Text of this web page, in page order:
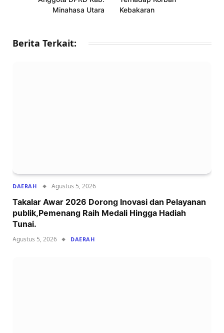
Minahasa Utara
Kebakaran
Berita Terkait:
DAERAH Agustus 5, 2026
Takalar Awar 2026 Dorong Inovasi dan Pelayanan
publik,Pemenang Raih Medali Hingga Hadiah
Tunai.
Agustus 5, 2026 DAERAH